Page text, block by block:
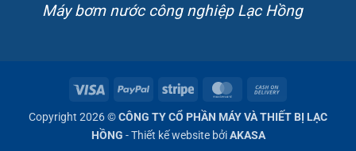
Máy bơm nước công nghiệp Lạc Hồng
Visa PayPal Stripe MasterCard
Delivery
Copyright 2026 ©CÔNG TY CỔ PHẦN MÁY VÀ THIẾT BỊ LẠC
HỒNG - Thiết kế website bởiAKASA